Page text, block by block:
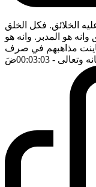
الخلائق. فكل الخلق
وانه هو المدبر. وانه هو
مذاهبهم في صرف
وتعالى - 00:03:03 ضَ